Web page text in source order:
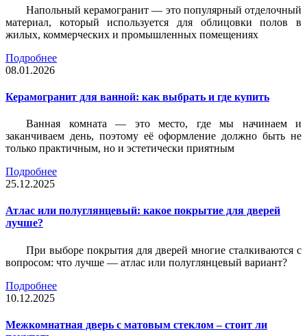
Напольный керамогранит — это популярный отделочный
материал, который используется для облицовки полов в
жилых, коммерческих и промышленных помещениях
Подробнее
08.01.2026
Керамогранит для ванной: как выбрать и где купить
Ванная комната — это место, где мы начинаем и
заканчиваем день, поэтому её оформление должно быть не
только практичным, но и эстетически приятным
Подробнее
25.12.2025
Атлас или полуглянцевый: какое покрытие для дверей
лучше?
При выборе покрытия для дверей многие сталкиваются с
вопросом: что лучше — атлас или полуглянцевый вариант?
Подробнее
10.12.2025
Межкомнатная дверь с матовым стеклом – стоит ли